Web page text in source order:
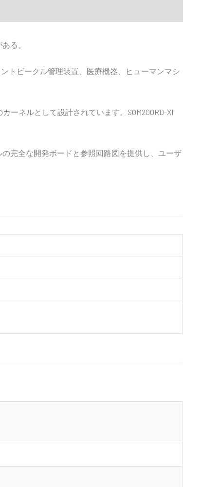
る。
トビークル管理装置、医療機器、ヒューマンマシ
ーネルとして設計されています。SOM200RD-XI
の完全な開発ボードと参照回路図を提供し、ユーザ